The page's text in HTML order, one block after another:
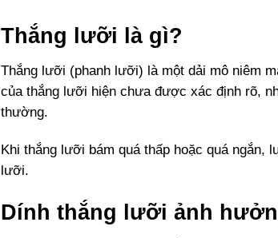
Thắng lưỡi là gì?
Thắng lưỡi (phanh lưỡi) là một dải mô niêm
của thắng lưỡi hiện chưa được xác định rõ,
thường.
Khi thắng lưỡi bám quá thấp hoặc quá
lưỡi.
Dính thắng lưỡi ảnh